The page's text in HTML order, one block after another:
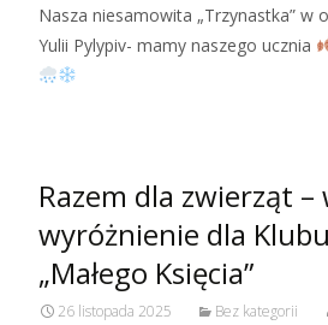
Nasza niesamowita „Trzynastka” w
Yulii Pylypiv- mamy naszego ucznia
Razem dla zwierząt –
wyróżnienie dla Klubu
„Małego Księcia”
26 listopada 2025 Bez kategorii